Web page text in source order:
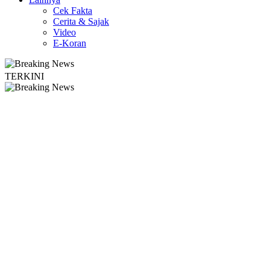
Cek Fakta
Cerita & Sajak
Video
E-Koran
TERKINI